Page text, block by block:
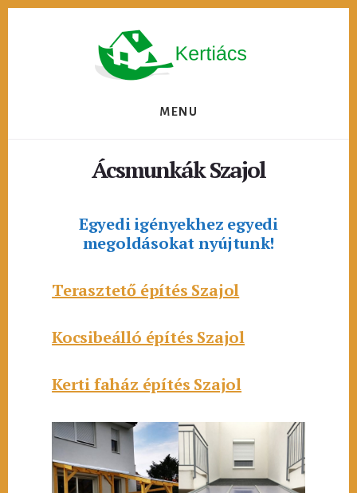
MENU
Ácsmunkák Szajol
Egyedi igényekhez egyedi
megoldásokat nyújtunk!
Terasztető építés Szajol
Kocsibeálló építés Szajol
Kerti faház építés Szajol